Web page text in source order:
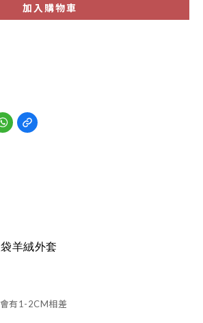
加入購物車
羊絨外套
有1-2CM相差